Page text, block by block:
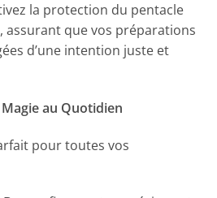
la protection du pentacle
assurant que vos préparations
d’une intention juste et
au Quotidien
pour toutes vos